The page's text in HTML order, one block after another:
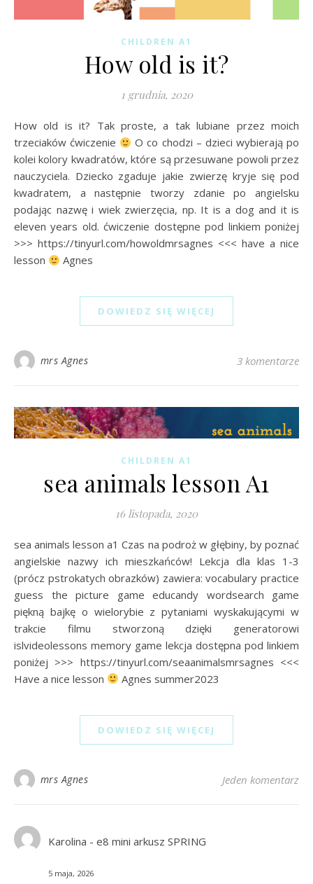
CHILDREN A1
How old is it?
1 grudnia, 2020
How old is it? Tak proste, a tak lubiane przez moich
trzeciaków ćwiczenie
O co chodzi – dzieci wybierają po
kolei kolory kwadratów, które są przesuwane powoli przez
nauczyciela. Dziecko zgaduje jakie zwierzę kryje się pod
kwadratem, a następnie tworzy zdanie po angielsku
podając nazwę i wiek zwierzęcia, np. It is a dog and it is
eleven years old. ćwiczenie dostępne pod linkiem poniżej
>>> https://tinyurl.com/howoldmrsagnes <<< have a nice
lesson
Agnes
DOWIEDZ SIĘ WIĘCEJ
mrs Agnes 3 komentarze
CHILDREN A1
sea animals lesson A1
16 listopada, 2020
sea animals lesson a1 Czas na podroż w głębiny, by poznać
angielskie nazwy ich mieszkańców! Lekcja dla klas 1-3
(prócz pstrokatych obrazków) zawiera: vocabulary practice
guess the picture game educandy wordsearch game
piękną bajkę o wielorybie z pytaniami wyskakującymi w
trakcie filmu stworzoną dzięki generatorowi
islvideolessons memory game lekcja dostępna pod linkiem
poniżej >>> https://tinyurl.com/seaanimalsmrsagnes <<<
Have a nice lesson
Agnes summer2023
DOWIEDZ SIĘ WIĘCEJ
mrs Agnes Jeden komentarz
Karolina - e8 mini arkusz SPRING
5 maja, 2026